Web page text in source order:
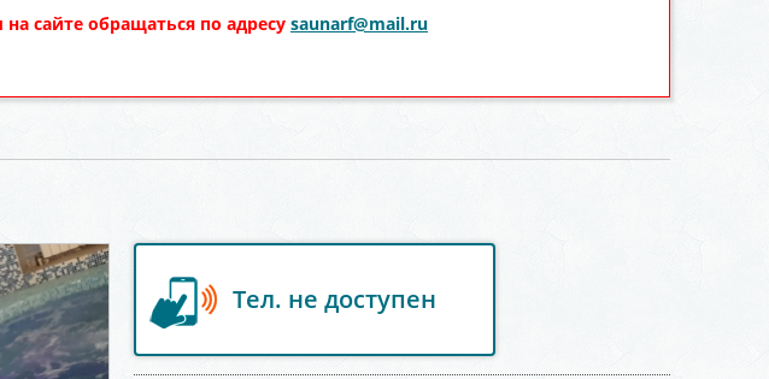
сайте обращаться по адресу saunarf@mail.ru
Тел. не доступен